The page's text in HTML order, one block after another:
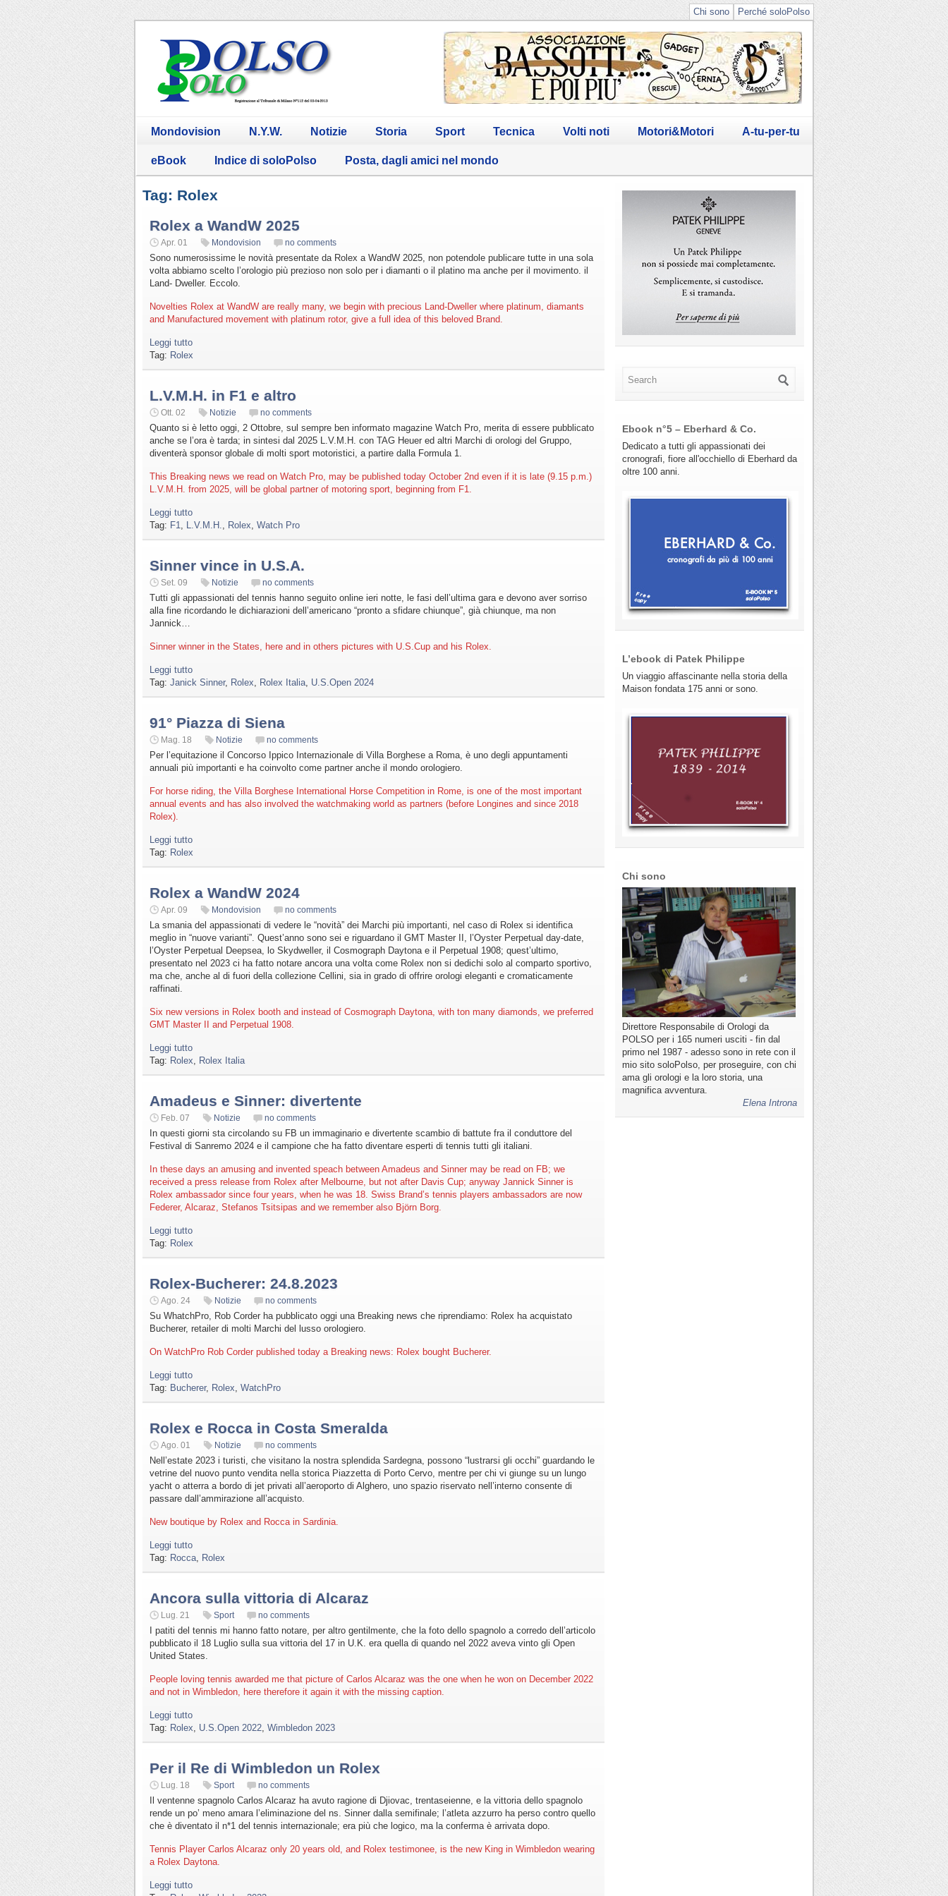
Perché soloPolso
Chi sono
Mondovision N.Y.W. Notizie Storia Sport Tecnica Volti noti Motori&Motori A-tu-per-tu
eBook Indice di soloPolso Posta, dagli amici nel mondo
Tag: Rolex
Rolex a WandW 2025
Apr. 01 Mondovision no comments
Sono numerosissime le novità presentate da Rolex a WandW 2025, non potendole publicare tutte in una sola
volta abbiamo scelto l’orologio più prezioso non solo per i diamanti o il platino ma anche per il movimento. il
Land- Dweller. Eccolo.
Novelties Rolex at WandW are really many, we begin with precious Land-Dweller where platinum, diamants
and Manufactured movement with platinum rotor, give a full idea of this beloved Brand.
Leggi tutto
Tag: Rolex
L.V.M.H. in F1 e altro
Ott. 02 Notizie no comments
Quanto si è letto oggi, 2 Ottobre, sul sempre ben informato magazine Watch Pro, merita di essere pubblicato
anche se l’ora è tarda; in sintesi dal 2025 L.V.M.H. con TAG Heuer ed altri Marchi di orologi del Gruppo,
diventerà sponsor globale di molti sport motoristici, a partire dalla Formula 1.
This Breaking news we read on Watch Pro, may be published today October 2nd even if it is late (9.15 p.m.)
L.V.M.H. from 2025, will be global partner of motoring sport, beginning from F1.
Leggi tutto
Tag: F1 L.V.M.H. Rolex Watch Pro
Sinner vince in U.S.A.
Set. 09 Notizie no comments
Tutti gli appassionati del tennis hanno seguito online ieri notte, le fasi dell’ultima gara e devono aver sorriso
alla fine ricordando le dichiarazioni dell’americano “pronto a sfidare chiunque”, già chiunque, ma non
Jannick…
Sinner winner in the States, here and in others pictures with U.S.Cup and his Rolex.
Leggi tutto
Tag: Janick Sinner, Rolex Rolex Italia U.S.Open 2024
91° Piazza di Siena
Mag. 18 Notizie no comments
Per l’equitazione il Concorso Ippico Internazionale di Villa Borghese a Roma, è uno degli appuntamenti
annuali più importanti e ha coinvolto come partner anche il mondo orologiero.
For horse riding, the Villa Borghese International Horse Competition in Rome, is one of the most important
annual events and has also involved the watchmaking world as partners (before Longines and since 2018
Rolex).
Leggi tutto
Tag: Rolex
Rolex a WandW 2024
Apr. 09 Mondovision no comments
La smania del appassionati di vedere le “novità” dei Marchi più importanti, nel caso di Rolex si identifica
meglio in “nuove varianti”. Quest’anno sono sei e riguardano il GMT Master II, l’Oyster Perpetual day-date,
l’Oyster Perpetual Deepsea, lo Skydweller, il Cosmograph Daytona e il Perpetual 1908; quest’ultimo,
presentato nel 2023 ci ha fatto notare ancora una volta come Rolex non si dedichi solo al comparto sportivo,
ma che, anche al di fuori della collezione Cellini, sia in grado di offrire orologi eleganti e cromaticamente
raffinati.
Six new versions in Rolex booth and instead of Cosmograph Daytona, with ton many diamonds, we preferred
GMT Master II and Perpetual 1908.
Leggi tutto
Tag: Rolex Rolex Italia
Amadeus e Sinner: divertente
Feb. 07 Notizie no comments
In questi giorni sta circolando su FB un immaginario e divertente scambio di battute fra il conduttore del
Festival di Sanremo 2024 e il campione che ha fatto diventare esperti di tennis tutti gli italiani.
In these days an amusing and invented speach between Amadeus and Sinner may be read on FB; we
received a press release from Rolex after Melbourne, but not after Davis Cup; anyway Jannick Sinner is
Rolex ambassador since four years, when he was 18. Swiss Brand’s tennis players ambassadors are now
Federer, Alcaraz, Stefanos Tsitsipas and we remember also Björn Borg.
Leggi tutto
Tag: Rolex
Rolex-Bucherer: 24.8.2023
Ago. 24 Notizie no comments
Su WhatchPro, Rob Corder ha pubblicato oggi una Breaking news che riprendiamo: Rolex ha acquistato
Bucherer, retailer di molti Marchi del lusso orologiero.
On WatchPro Rob Corder published today a Breaking news: Rolex bought Bucherer.
Leggi tutto
Tag: Bucherer, Rolex WatchPro
Rolex e Rocca in Costa Smeralda
Ago. 01 Notizie no comments
Nell’estate 2023 i turisti, che visitano la nostra splendida Sardegna, possono “lustrarsi gli occhi” guardando le
vetrine del nuovo punto vendita nella storica Piazzetta di Porto Cervo, mentre per chi vi giunge su un lungo
yacht o atterra a bordo di jet privati all’aeroporto di Alghero, uno spazio riservato nell’interno consente di
passare dall’ammirazione all’acquisto.
New boutique by Rolex and Rocca in Sardinia.
Leggi tutto
Tag: Rocca Rolex
Ancora sulla vittoria di Alcaraz
Lug. 21 Sport no comments
I patiti del tennis mi hanno fatto notare, per altro gentilmente, che la foto dello spagnolo a corredo dell’articolo
pubblicato il 18 Luglio sulla sua vittoria del 17 in U.K. era quella di quando nel 2022 aveva vinto gli Open
United States.
People loving tennis awarded me that picture of Carlos Alcaraz was the one when he won on December 2022
and not in Wimbledon, here therefore it again it with the missing caption.
Leggi tutto
Tag: Rolex U.S.Open 2022 Wimbledon 2023
Per il Re di Wimbledon un Rolex
Lug. 18 Sport no comments
Il ventenne spagnolo Carlos Alcaraz ha avuto ragione di Djiovac, trentaseienne, e la vittoria dello spagnolo
rende un po’ meno amara l’eliminazione del ns. Sinner dalla semifinale; l’atleta azzurro ha perso contro quello
che è diventato il n*1 del tennis internazionale; era più che logico, ma la conferma è arrivata dopo.
Tennis Player Carlos Alcaraz only 20 years old, and Rolex testimonee, is the new King in Wimbledon wearing
a Rolex Daytona.
Leggi tutto
Ebook n°5 – Eberhard & Co.
Dedicato a tutti gli appassionati dei
cronografi, fiore all'occhiello di Eberhard da
oltre 100 anni.
L’ebook di Patek Philippe
Un viaggio affascinante nella storia della
Maison fondata 175 anni or sono.
Chi sono
Direttore Responsabile di Orologi da
POLSO per i 165 numeri usciti - fin dal
primo nel 1987 - adesso sono in rete con il
mio sito soloPolso, per proseguire, con chi
ama gli orologi e la loro storia, una
magnifica avventura.
Elena Introna